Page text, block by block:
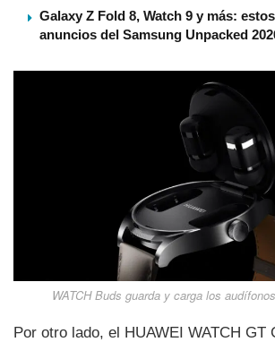
Galaxy Z Fold 8, Watch 9 y más:
anuncios del Samsung Unpacked
WATCH Buds guarda y carga los
Por otro lado, el HUAWEI WATCH GT